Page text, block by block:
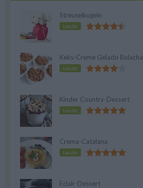
Streuselkugeln
Leicht
Keks-Creme Gelado Bolacha
Leicht
Kinder Country-Dessert
Leicht
Crema-Catalana
Leicht
Eclair-Dessert